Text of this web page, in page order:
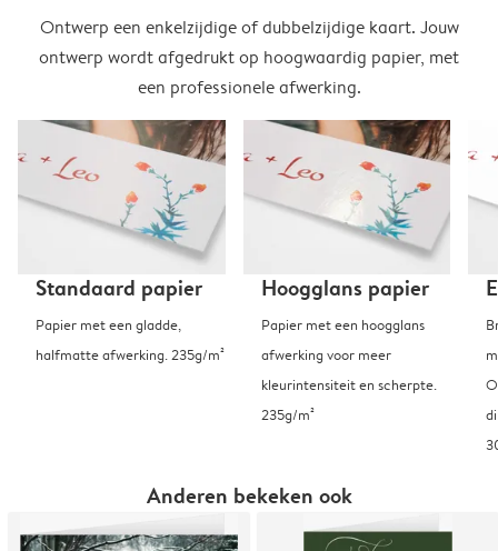
Ontwerp een enkelzijdige of dubbelzijdige kaart. Jouw
ontwerp wordt afgedrukt op hoogwaardig papier, met
een professionele afwerking.
Standaard papier
Papier met een gladde,
halfmatte afwerking. 235g/m²
Hoogglans papier
Papier met een hoogglans
afwerking voor meer
kleurintensiteit en scherpte.
235g/m²
Anderen bekeken ook